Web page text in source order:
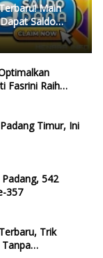
Main
Saldo
Fasrini Raih
Timur, Ini
542
357
Trik